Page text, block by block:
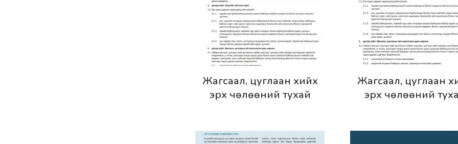
Дэлгэрэнгүй
Жагсаал, цуглаан хийх
эрх чөлөөний тухай
Дэлгэрэнгүй
Жагсаал, цуглаан
эрх чөлөөний